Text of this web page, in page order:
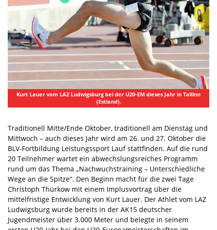
Kurt Lauer vom LAZ Ludwigsburg bei der U20-EM dieses Jahr in Tallinn
(Estland).
Traditionell Mitte/Ende Oktober, traditionell am Dienstag und
Mittwoch – auch dieses Jahr wird am 26. und 27. Oktober die
BLV-Fortbildung Leistungssport Lauf stattfinden. Auf die rund
20 Teilnehmer wartet ein abwechslungsreiches Programm
rund um das Thema „Nachwuchstraining – Unterschiedliche
Wege an die Spitze“. Den Beginn macht für die zwei Tage
Christoph Thürkow mit einem Implusvortrag über die
mittelfristige Entwicklung von Kurt Lauer. Der Athlet vom LAZ
Ludwigsburg wurde bereits in der AK15 deutscher
Jugendmeister über 3.000 Meter und belegte in seinem